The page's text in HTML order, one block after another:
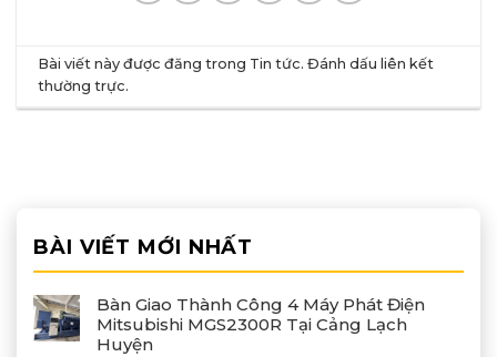
Bài viết này được đăng trong Tin tức. Đánh dấu liên kết
thường trực.
BÀI VIẾT MỚI NHẤT
Bàn Giao Thành Công 4 Máy Phát Điện
Mitsubishi MGS2300R Tại Cảng Lạch
Huyện